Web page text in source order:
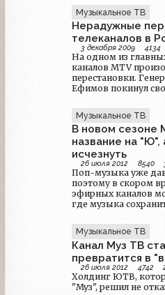
побольше
захватывающему
ностальгии и
продолжает
приобретении
канала «Муз-ТВ».
Музыкальное ТВ
Нерадужные
телеканалов в
3 декабря 2009 4134
На одном из
каналов MTV
перестановки.
Ефимов покинул
Саркисов, который
с постом
Возможно ли в
возвращение
истокам?
Музыкальное ТВ
В новом сезоне
название на
исчезнуть
26 июля 2012 8540
Поп-музыка уже
поэтому в скором
эфирных каналов
где музыка
молодежный
из российского
Музыкальное ТВ
Канал Муз ТВ
превратится в
26 июля 2012 4742
Холдинг ЮТВ,
"Муз", решил не